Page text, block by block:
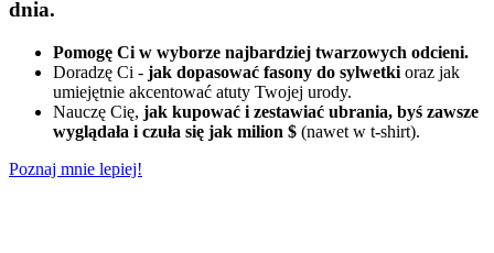
dnia.
Pomogę Ci w wyborze najbardziej twarzowych odcieni.
Doradzę Ci - jak dopasować fasony do sylwetki oraz jak
umiejętnie akcentować atuty Twojej urody.
Nauczę Cię, jak kupować i zestawiać ubrania, byś zawsze
wyglądała i czuła się jak milion $ (nawet w t-shirt).
Poznaj mnie lepiej!